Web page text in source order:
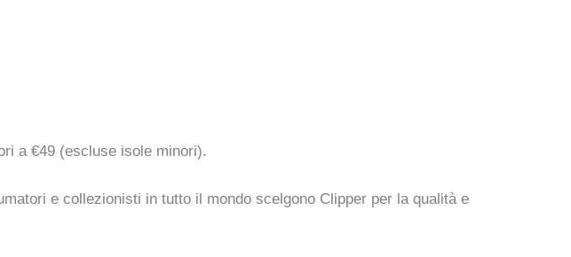
a €49 (escluse isole minori).
e collezionisti in tutto il mondo scelgono Clipper per la qualità e